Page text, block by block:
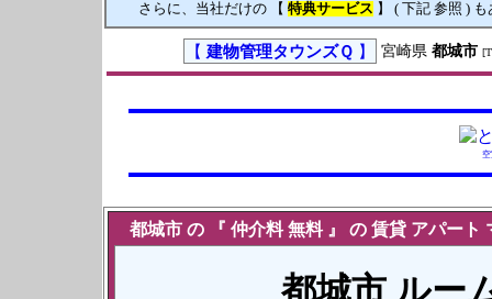
さらに、当社だけの 【 特典サービス 】 ( 下記 参照 )
【 建物管理タウンズＱ 】 宮崎県 都城市
空
都城市 の 『 仲介料 無料』 の 賃貸 アパート
都城市 ルー